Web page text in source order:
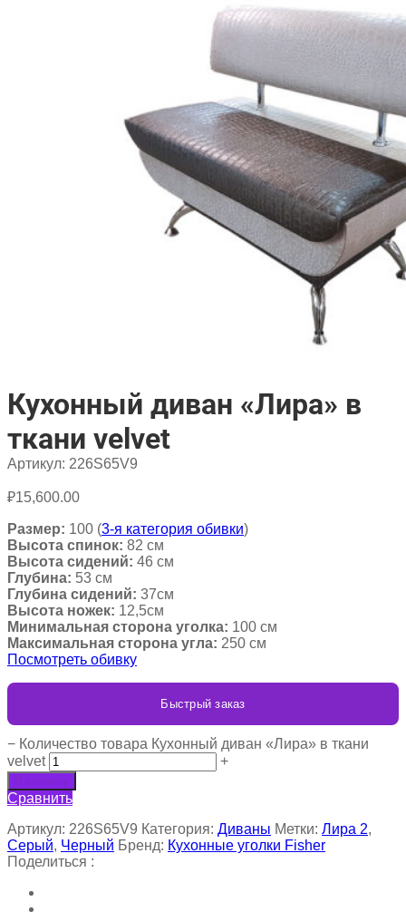
Кухонный диван «Лира» в
ткани velvet
Артикул: 226S65V9
₽15,600.00
Размер: 100 (3-я категория обивки)
Высота спинок: 82 см
Высота сидений: 46 см
Глубина: 53 см
Глубина сидений: 37см
Высота ножек: 12,5см
Минимальная сторона уголка: 100 см
Максимальная сторона угла: 250 см
Посмотреть обивку
Быстрый заказ
− Количество товара Кухонный диван «Лира» в ткани
velvet
+
В корзину
Сравнить
Артикул: 226S65V9 Категория: Диваны Метки: Лира 2,
Серый, Черный Бренд: Кухонные уголки Fisher
Поделиться :